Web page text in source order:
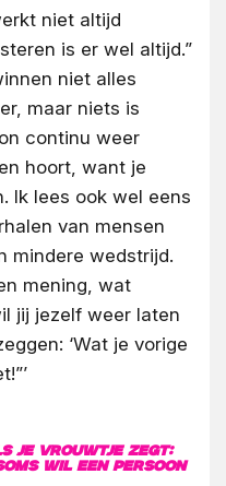
niet altijd
is er wel altijd.”
niet alles
maar niets is
continu weer
hoort, want je
Ik lees ook wel eens
van mensen
mindere wedstrijd.
mening, wat
jij jezelf weer laten
‘Wat je vorige
je vrouwtje zegt:
wil een persoon